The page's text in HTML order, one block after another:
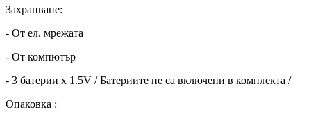
Захранване:
- От ел. мрежата
- От компютър
- 3 батерии х 1.5V / Батериите не са включени в комплекта /
Опаковка :